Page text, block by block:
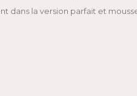
la version parfait et